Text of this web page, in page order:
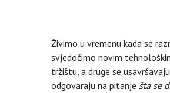
Živimo u vremenu kada se
svjedočimo novim
tržištu, a druge se
odgovaraju na pitanje šta se